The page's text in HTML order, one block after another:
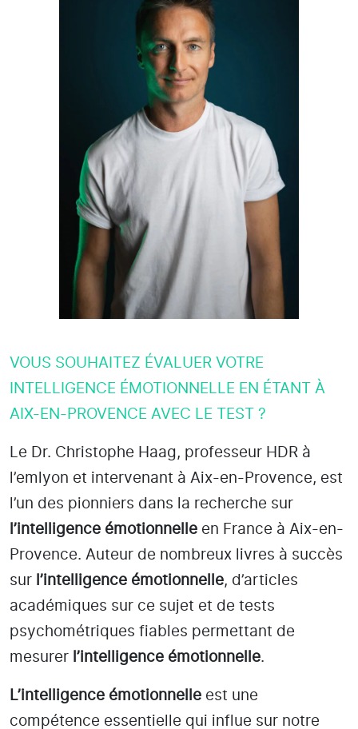
VOUS SOUHAITEZ ÉVALUER VOTRE
INTELLIGENCE ÉMOTIONNELLE EN ÉTANT À
AIX-EN-PROVENCE AVEC LE TEST ?
Le Dr. Christophe Haag, professeur HDR à
l’emlyon et intervenant à Aix-en-Provence, est
l’un des pionniers dans la recherche sur
l’intelligence émotionnelle en France à Aix-en-
Provence. Auteur de nombreux livres à succès
sur l’intelligence émotionnelle, d’articles
académiques sur ce sujet et de tests
psychométriques fiables permettant de
mesurer l’intelligence émotionnelle.
L’intelligence émotionnelle est une
compétence essentielle qui influe sur notre